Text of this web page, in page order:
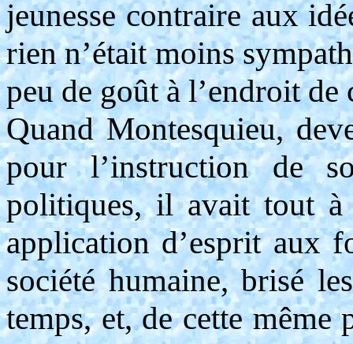
jeunesse contraire aux
rien n’était moins
peu de goût à l’endroit de
Quand Montesquieu,
pour l’instruction de
politiques, il avait tout
application d’esprit aux
société humaine, brisé
temps, et, de cette même